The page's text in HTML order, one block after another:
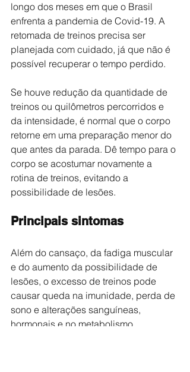
longo dos meses em que o Brasil
enfrenta a pandemia de Covid-19. A
retomada de treinos precisa ser
planejada com cuidado, já que não é
possível recuperar o tempo perdido.
Se houve redução da quantidade de
treinos ou quilômetros percorridos e
da intensidade, é normal que o corpo
retorne em uma preparação menor do
que antes da parada. Dê tempo para o
corpo se acostumar novamente a
rotina de treinos, evitando a
possibilidade de lesões.
Principais sintomas
Além do cansaço, da fadiga muscular
e do aumento da possibilidade de
lesões, o excesso de treinos pode
causar queda na imunidade, perda de
sono e alterações sanguíneas,
hormonais e no metabolismo,